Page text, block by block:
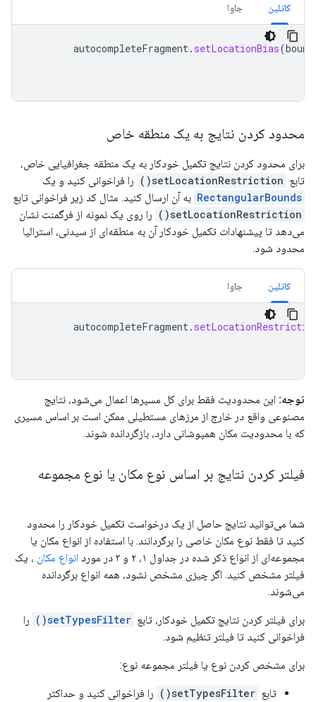
کاتلین جاوا
autocompleteFragment . setLocationBias(
محدود کردن نتایج به یک منطقه خاص
برای محدود کردن نتایج تکمیل خودکار به یک منطقه جغرافیایی خاص،
تابع setLocationRestriction()
را فراخوانی کنید و یک
RectangularBounds به آن ارسال کنید. مثال کد زیر فراخوانی تابع
setLocationRestriction()
را روی یک نمونه از فرگمنت نشان
می‌دهد تا پیشنهادات تکمیل خودکار آن به منطقه‌ای از سیدنی، استرالیا
محدود شود.
کاتلین جاوا
autocompleteFragment .
توجه: این محدودیت فقط برای کل مسیرها اعمال می‌شود، نتایج
مصنوعی واقع در خارج از مرزهای مستطیلی ممکن است بر اساس مسیری
که با محدودیت مکان همپوشانی دارد، بازگردانده شوند.
فیلتر کردن نتایج بر اساس نوع مکان یا نوع مجموعه
شما می‌توانید نتایج حاصل از یک درخواست تکمیل خودکار را محدود
کنید تا فقط نوع مکان خاصی را برگردانند. با استفاده از انواع مکان یا
مجموعه‌ای از انواع ذکر شده در جداول ۱، ۲ و ۳ در مورد
انواع مکان ، یک
فیلتر مشخص کنید. اگر چیزی مشخص نشود، همه انواع برگردانده
می‌شوند.
برای فیلتر کردن نتایج تکمیل خودکار، تابع setTypesFilter()
را
فراخوانی کنید تا فیلتر تنظیم شود.
برای مشخص کردن نوع یا فیلتر مجموعه نوع:
تابع setTypesFilter() را فراخوانی کنید و حداکثر